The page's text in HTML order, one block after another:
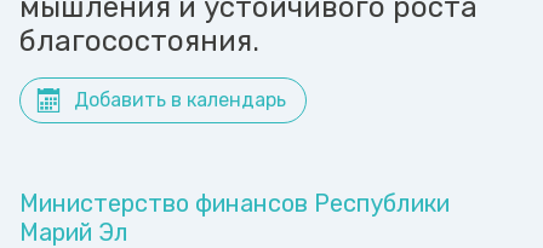
мышления и устойчивого роста
благосостояния.
Добавить в календарь
Министерство финансов Республики
Марий Эл